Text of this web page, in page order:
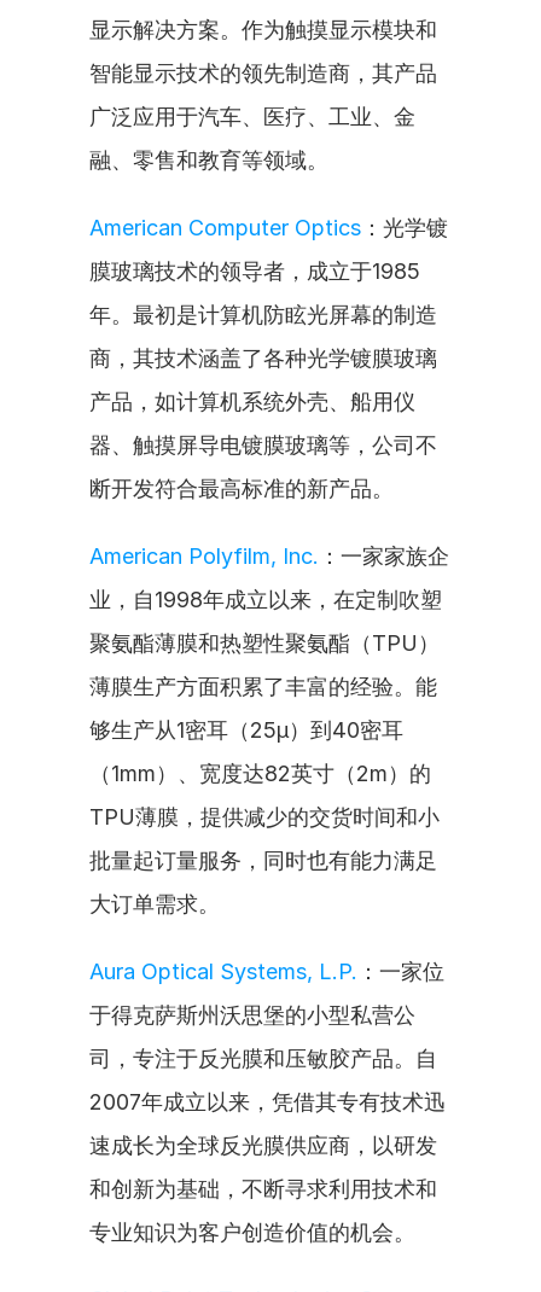
显示解决方案。作为触摸显示模块和
智能显示技术的领先制造商，其产品
广泛应用于汽车、医疗、工业、金
融、零售和教育等领域。
American Computer Optics ：光学镀
膜玻璃技术的领导者，成立于1985
年。最初是计算机防眩光屏幕的制造
商，其技术涵盖了各种光学镀膜玻璃
产品，如计算机系统外壳、船用仪
器、触摸屏导电镀膜玻璃等，公司不
断开发符合最高标准的新产品。
American Polyfilm, Inc. ：一家家族企
业，自1998年成立以来，在定制吹塑
聚氨酯薄膜和热塑性聚氨酯（TPU）
薄膜生产方面积累了丰富的经验。能
够生产从1密耳（25µ）到40密耳
（1mm）、宽度达82英寸（2m）的
TPU薄膜，提供减少的交货时间和小
批量起订量服务，同时也有能力满足
大订单需求。
Aura Optical Systems, L.P. ：一家位
于得克萨斯州沃思堡的小型私营公
司，专注于反光膜和压敏胶产品。自
2007年成立以来，凭借其专有技术迅
速成长为全球反光膜供应商，以研发
和创新为基础，不断寻求利用技术和
专业知识为客户创造价值的机会。